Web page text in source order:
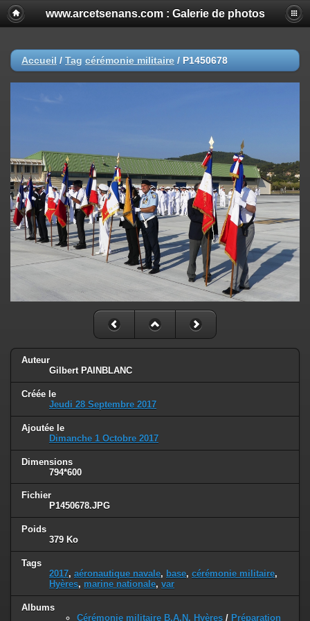
www.arcetsenans.com : Galerie de photos
Accueil / Tag cérémonie militaire / P1450678
Auteur
Gilbert PAINBLANC
Créée le
Jeudi 28 Septembre 2017
Ajoutée le
Dimanche 1 Octobre 2017
Dimensions
794*600
Fichier
P1450678.JPG
Poids
379 Ko
Tags
2017, aéronautique navale, base, cérémonie militaire,
Hyères, marine nationale, var
Albums
Cérémonie militaire B.A.N. Hyères / Préparation